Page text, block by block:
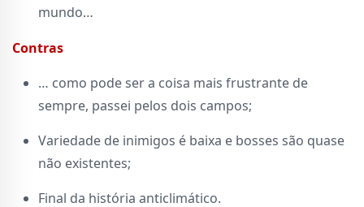
mundo…
Contras
… como pode ser a coisa mais frustrante de
sempre, passei pelos dois campos;
Variedade de inimigos é baixa e bosses são quase
não existentes;
Final da história anticlimático.